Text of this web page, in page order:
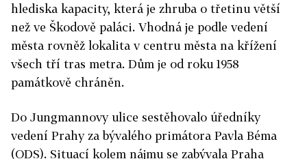
hlediska kapacity, která je zhruba o třetinu větší
než ve Škodově paláci. Vhodná je podle vedení
města rovněž lokalita v centru města na křížení
všech tří tras metra. Dům je od roku 1958
památkově chráněn.
Do Jungmannovy ulice sestěhovalo úředníky
vedení Prahy za bývalého primátora Pavla Béma
(ODS). Situací kolem nájmu se zabývala Praha